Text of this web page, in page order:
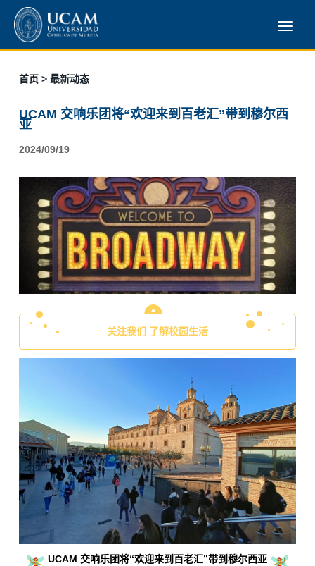
首页 > 最新动态
UCAM 交响乐团将“欢迎来到百老汇”带到穆尔西
亚
2024/09/19
关注我们 了解校园生活
UCAM 交响乐团将“欢迎来到百老汇”带到穆尔西亚